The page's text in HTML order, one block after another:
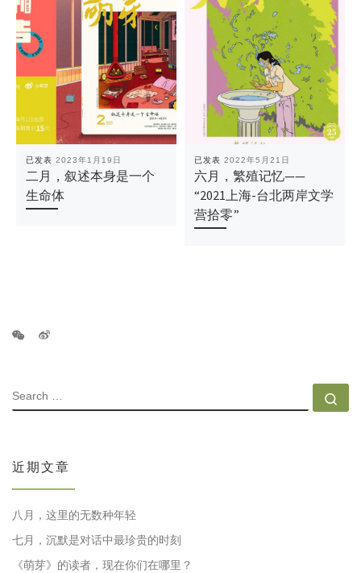
已发表 2023年1月19日
二月，叙述本身是一个
生命体
已发表 2022年5月21日
六月，繁殖记忆——
“2021上海-台北两岸文学
营拾零”
SEARCH
近期文章
八月，这里的无数种年轻
七月，沉默是对话中最珍贵的时刻
《萌芽》的读者，现在你们在哪里？